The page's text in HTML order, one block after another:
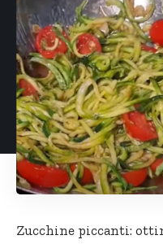
Zucchine piccanti: